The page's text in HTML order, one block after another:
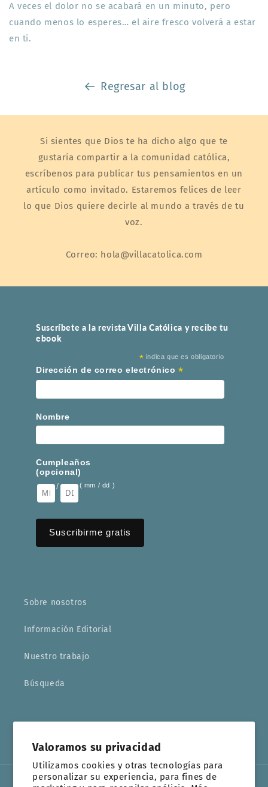
Valoramos su privacidad
Utilizamos cookies y otras tecnologías para
personalizar su experiencia, para fines de
A veces el dolor no se acabará en un minuto, pero
cuando menos lo esperes… el aire fresco volverá a estar
en ti.
Regresar al blog
Si sientes que Dios te ha dicho algo que te
gustaría compartir a la comunidad católica,
escríbenos para publicar tus pensamientos en un
artículo como invitado. Estaremos felices de leer
lo que Dios quiere decirle al mundo a través de tu
voz.
Correo: hola@villacatolica.com
Suscríbete a la revista Villa Católica y recibe tu
ebook
* indica que es obligatorio
Dirección de correo electrónico*
Nombre
Cumpleaños
(opcional)
/
( mm / dd )
Sobre nosotros
Información Editorial
Nuestro trabajo
Búsqueda
FacebookInstagram